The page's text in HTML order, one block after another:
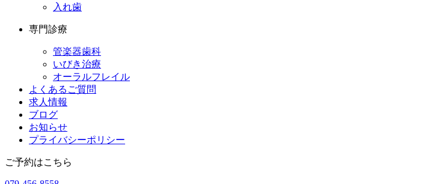
入れ歯
専門診療
管楽器歯科
いびき治療
オーラルフレイル
よくあるご質問
求人情報
ブログ
お知らせ
プライバシーポリシー
ご予約はこちら